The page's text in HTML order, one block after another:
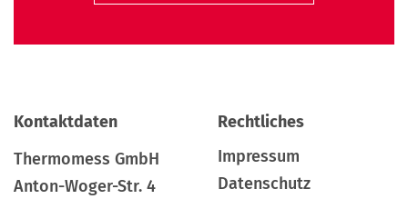
Kontaktdaten
Thermomess GmbH
Anton-Woger-Str. 4
Rechtliches
Impressum
Datenschutz